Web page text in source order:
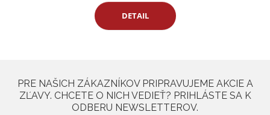
DETAIL
PRE NAŠICH ZÁKAZNÍKOV PRIPRAVUJEME AKCIE A
ZĽAVY. CHCETE O NICH VEDIEŤ? PRIHLÁSTE SA K
ODBERU NEWSLETTEROV.